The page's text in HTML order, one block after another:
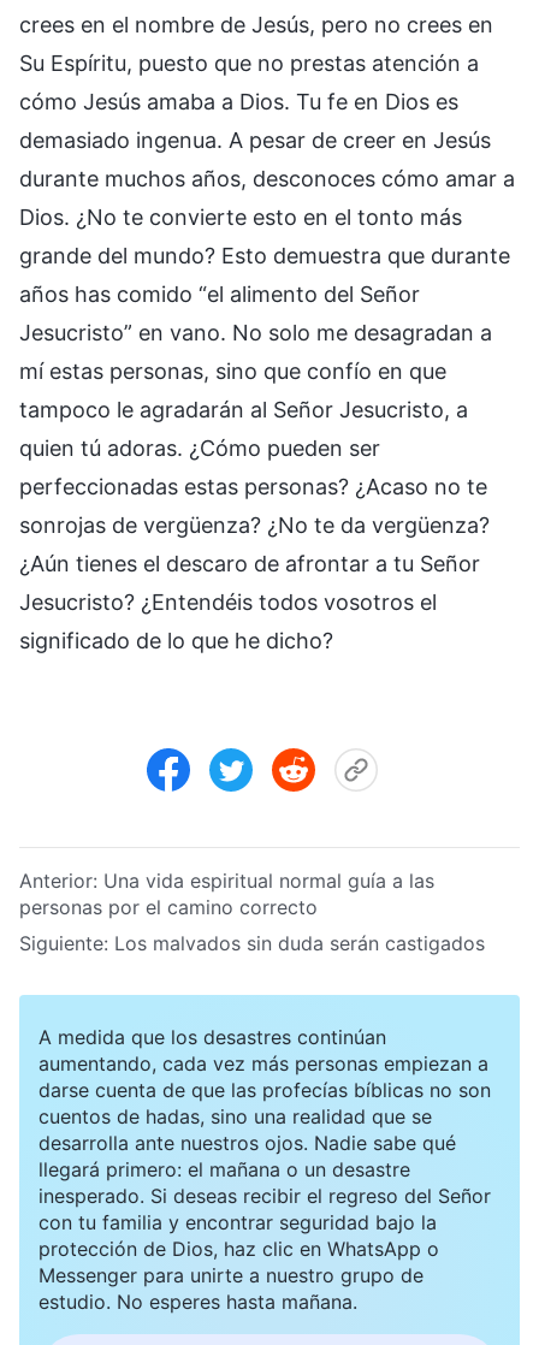
crees en el nombre de Jesús, pero no crees en
Su Espíritu, puesto que no prestas atención a
cómo Jesús amaba a Dios. Tu fe en Dios es
demasiado ingenua. A pesar de creer en Jesús
durante muchos años, desconoces cómo amar a
Dios. ¿No te convierte esto en el tonto más
grande del mundo? Esto demuestra que durante
años has comido “el alimento del Señor
Jesucristo” en vano. No solo me desagradan a
mí estas personas, sino que confío en que
tampoco le agradarán al Señor Jesucristo, a
quien tú adoras. ¿Cómo pueden ser
perfeccionadas estas personas? ¿Acaso no te
sonrojas de vergüenza? ¿No te da vergüenza?
¿Aún tienes el descaro de afrontar a tu Señor
Jesucristo? ¿Entendéis todos vosotros el
significado de lo que he dicho?
Anterior: Una vida espiritual normal guía a las
personas por el camino correcto
Siguiente: Los malvados sin duda serán castigados
A medida que los desastres continúan
aumentando, cada vez más personas empiezan a
darse cuenta de que las profecías bíblicas no son
cuentos de hadas, sino una realidad que se
desarrolla ante nuestros ojos. Nadie sabe qué
llegará primero: el mañana o un desastre
inesperado. Si deseas recibir el regreso del Señor
con tu familia y encontrar seguridad bajo la
protección de Dios, haz clic en WhatsApp o
Messenger para unirte a nuestro grupo de
estudio. No esperes hasta mañana.